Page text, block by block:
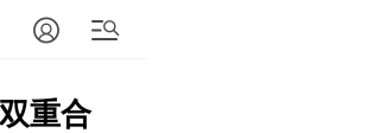
重合